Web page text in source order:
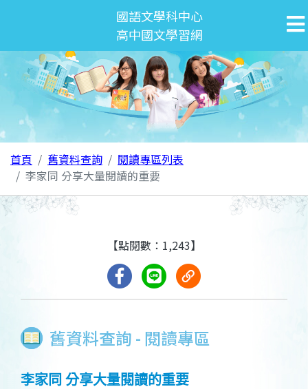
國語文學科中心
高中國文學習網
首頁 舊資料查詢
閱讀專區列表
李家同 分享大量閱讀的重要
舊資料查詢 - 閱讀專區
【點閱數：1,243】
李家同 分享大量閱讀的重要